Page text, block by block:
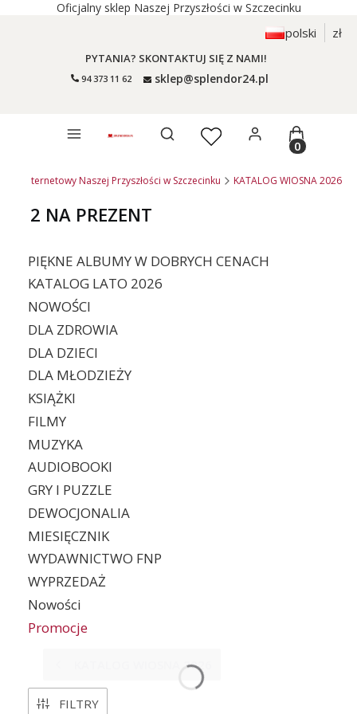
Oficjalny sklep Naszej Przyszłości w Szczecinku
polski zł
PYTANIA? SKONTAKTUJ SIĘ Z NAMI!
94 373 11 62 sklep@splendor24.pl
Otwórz wyszukiwarkęProdukty
internetowy Naszej Przyszłości w Szczecinku KATALOG WIOSNA 2026
2 NA PREZENT
PIĘKNE ALBUMY W DOBRYCH CENACH
KATALOG LATO 2026
NOWOŚCI
DLA ZDROWIA
DLA DZIECI
DLA MŁODZIEŻY
KSIĄŻKI
FILMY
MUZYKA
AUDIOBOOKI
GRY I PUZZLE
DEWOCJONALIA
MIESIĘCZNIK
WYDAWNICTWO FNP
WYPRZEDAŻ
Nowości
Promocje
KATALOG WIOSNA 2026
FILTRY